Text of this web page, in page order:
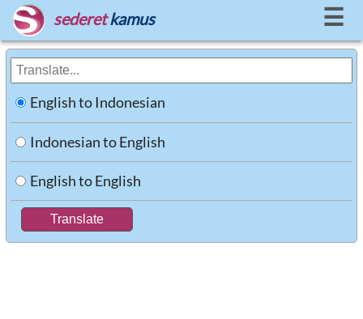
sederet kamus ☰
English to Indonesian
Indonesian to English
English to English